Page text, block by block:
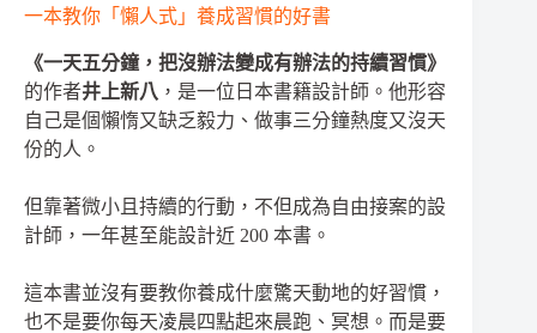
一本教你「懶人式」養成習慣的好書
《一天五分鐘，把沒辦法變成有辦法的持續習慣》
的作者井上新八 ，是一位日本書籍設計師。他形容
自己是個懶惰又缺乏毅力、做事三分鐘熱度又沒天
份的人。
但靠著微小且持續的行動，不但成為自由接案的設
計師，一年甚至能設計近 200 本書。
這本書並沒有要教你養成什麼驚天動地的好習慣，
也不是要你每天凌晨四點起來晨跑、冥想。而是要